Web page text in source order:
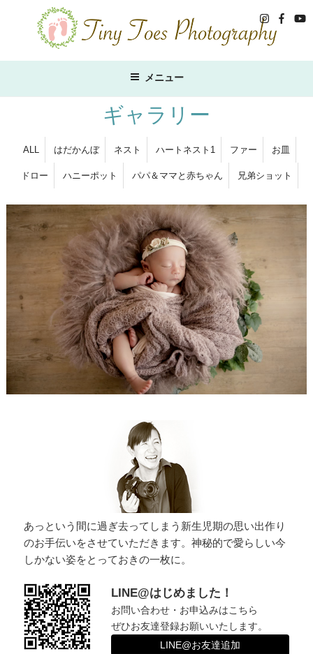
ン
メニュー
ギャラリー
ALL はだかんぼ ネスト ハートネスト1 ファー お皿
ドロー ハニーポット パパ＆ママと赤ちゃん 兄弟ショット
あっという間に過ぎ去ってしまう新生児期の思い出作り
のお手伝いをさせていただきます。神秘的で愛らしい今
しかない姿をとっておきの一枚に。
LINE@はじめました！
お問い合わせ・お申込みはこちら
ぜひお友達登録お願いいたします。
LINE@お友達追加